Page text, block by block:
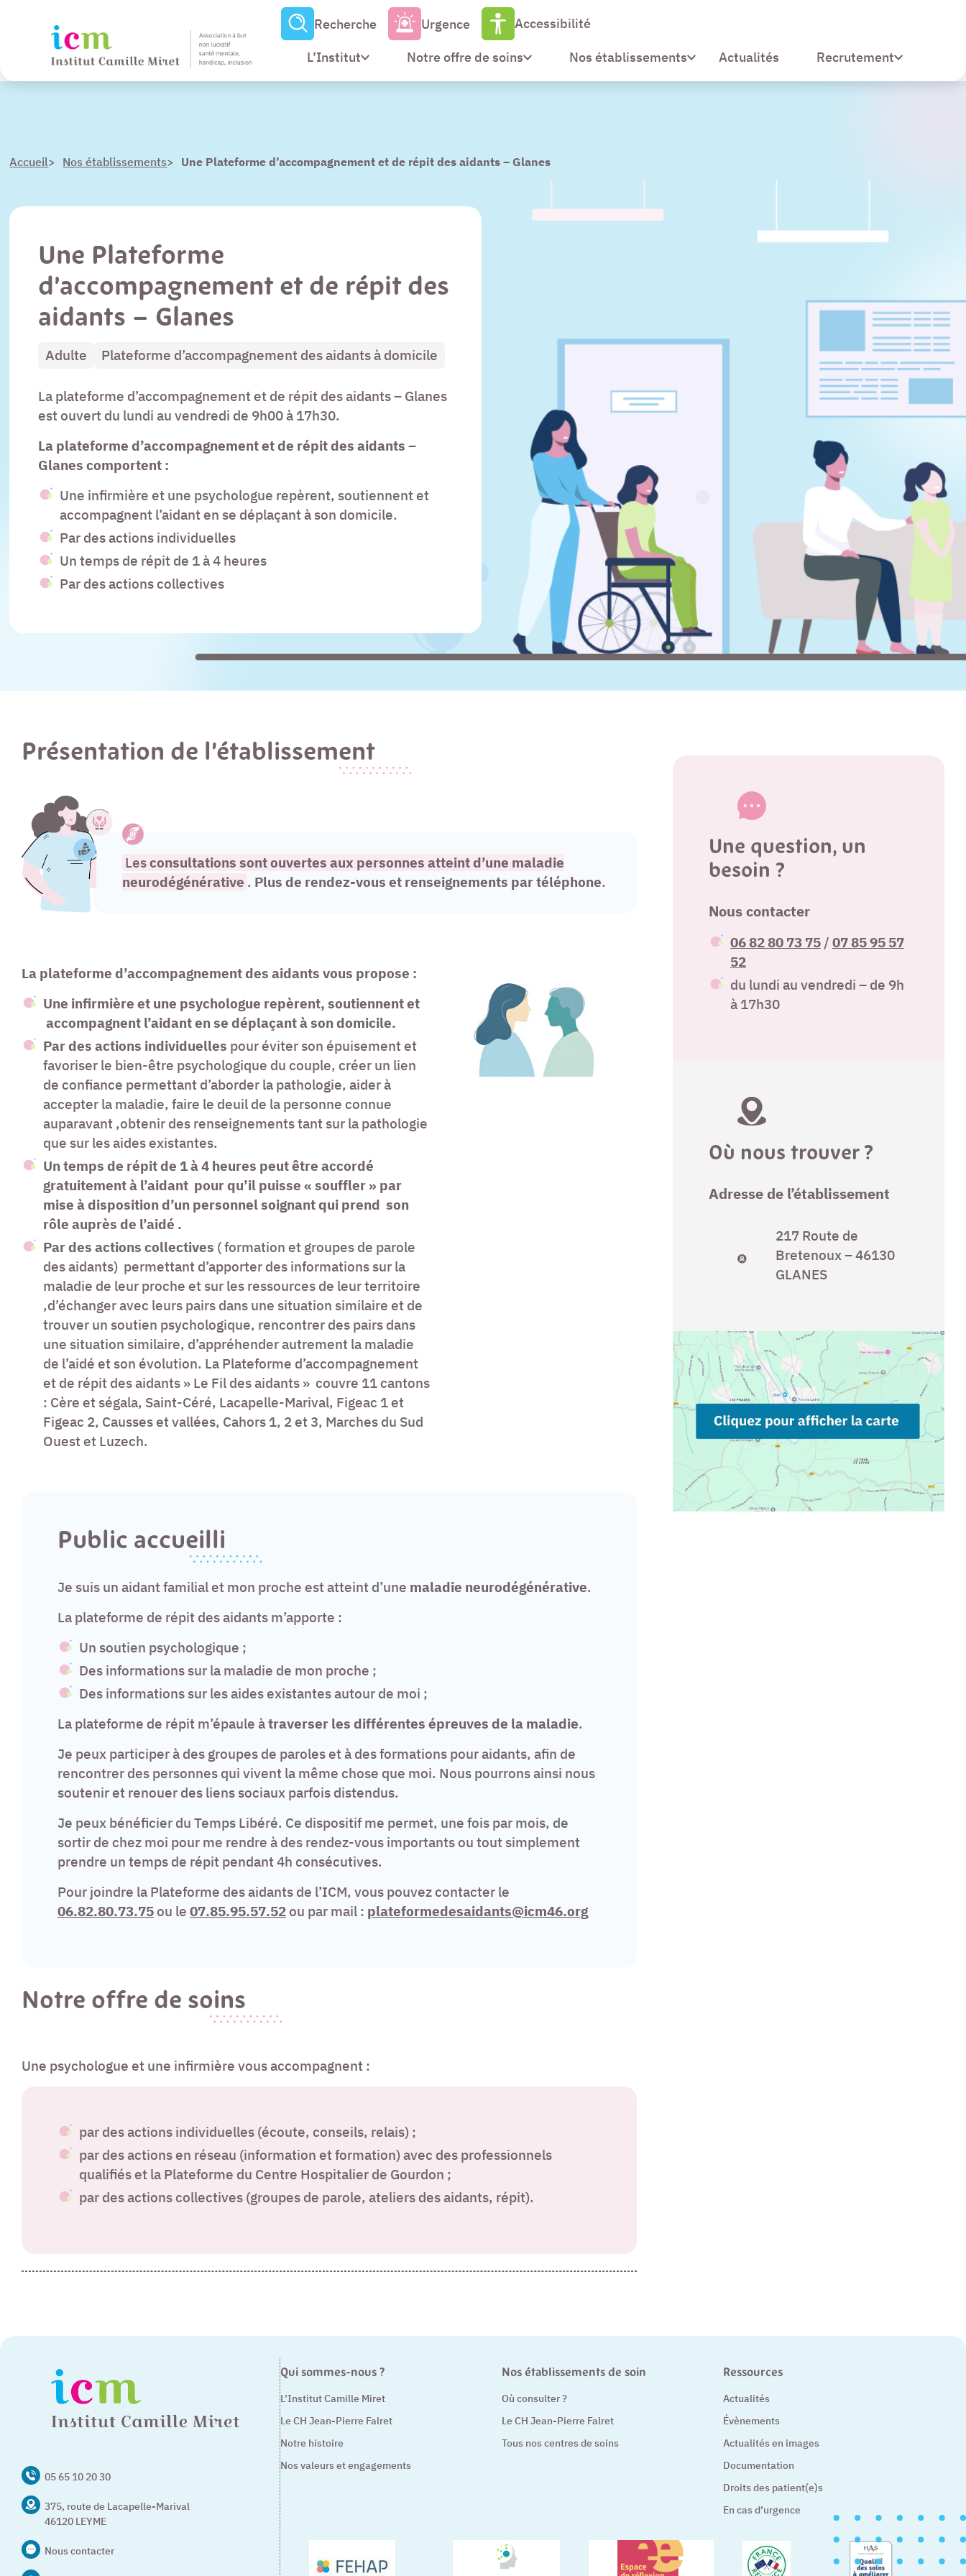
Paramètres
d’accessibilité
Contenu
Pied de page
L’Institut Notre offre de soins Nos établissements Actualités Recrutement
Recherche Urgence Accessibilité
Accueil> Nos établissements> Une Plateforme d’accompagnement et de répit des aidants – Glanes
Une Plateforme
d’accompagnement et de répit des
aidants – Glanes
Adulte Plateforme d’accompagnement des aidants à domicile
La plateforme d’accompagnement et de répit des aidants – Glanes
est ouvert du lundi au vendredi de 9h00 à 17h30.
La plateforme d’accompagnement et de répit des aidants –
Glanes comportent :
Une infirmière et une psychologue repèrent, soutiennent et
accompagnent l’aidant en se déplaçant à son domicile.
Par des actions individuelles
Un temps de répit de 1 à 4 heures
Par des actions collectives
Présentation de l’établissement
Lesconsultations sont ouvertes aux personnes atteint d’une maladie
neurodégénérative . Plus de rendez-vous et renseignements par téléphone.
La plateforme d’accompagnement des aidants vous propose :
Une infirmière et une psychologue repèrent, soutiennent et
accompagnent l’aidant en se déplaçant à son domicile.
Par des actions individuelles pour éviter son épuisement et
favoriser le bien-être psychologique du couple, créer un lien
de confiance permettant d’aborder la pathologie, aider à
accepter la maladie, faire le deuil de la personne connue
auparavant ,obtenir des renseignements tant sur la pathologie
que sur les aides existantes.
Un temps de répit de 1 à 4 heures peut être accordé
gratuitement à l’aidant pour qu’il puisse « souffler » par
mise à disposition d’un personnel soignant qui prend son
rôle auprès de l’aidé .
Par des actions collectives ( formation et groupes de parole
des aidants) permettant d’apporter des informations sur la
maladie de leur proche et sur les ressources de leur territoire
,d’échanger avec leurs pairs dans une situation similaire et de
trouver un soutien psychologique, rencontrer des pairs dans
une situation similaire, d’appréhender autrement la maladie
de l’aidé et son évolution. La Plateforme d’accompagnement
et de répit des aidants » Le Fil des aidants » couvre 11 cantons
: Cère et ségala, Saint-Céré, Lacapelle-Marival, Figeac 1 et
Figeac 2, Causses et vallées, Cahors 1, 2 et 3, Marches du Sud
Ouest et Luzech.
Public accueilli
Je suis un aidant familial et mon proche est atteint d’une maladie neurodégénérative.
La plateforme de répit des aidants m’apporte :
Un soutien psychologique ;
Des informations sur la maladie de mon proche ;
Des informations sur les aides existantes autour de moi ;
La plateforme de répit m’épaule àtraverser les différentes épreuves de la maladie.
Je peux participer à des groupes de paroles et à des formations pour aidants, afin de
rencontrer des personnes qui vivent la même chose que moi. Nous pourrons ainsi nous
soutenir et renouer des liens sociaux parfois distendus.
Je peux bénéficier du Temps Libéré. Ce dispositif me permet, une fois par mois, de
sortir de chez moi pour me rendre à des rendez-vous importants ou tout simplement
prendre un temps de répit pendant 4h consécutives.
Pour joindre la Plateforme des aidants de l’ICM, vous pouvez contacter le
06.82.80.73.75ou le 07.85.95.57.52ou par mail : plateformedesaidants@icm46.org
Notre offre de soins
Une psychologue et une infirmière vous accompagnent :
par des actions individuelles (écoute, conseils, relais) ;
par des actions en réseau (information et formation) avec des professionnels
qualifiés et la Plateforme du Centre Hospitalier de Gourdon ;
par des actions collectives (groupes de parole, ateliers des aidants, répit).
Une question, un
besoin ?
Nous contacter
06 82 80 73 75/ 07 85 95 57
52
du lundi au vendredi – de 9h
à 17h30
Où nous trouver ?
Adresse de l’établissement
217 Route de
Bretenoux – 46130
GLANES
05 65 10 20 30
375, route de Lacapelle-Marival
46120 LEYME
Nous contacter
Qui sommes-nous ?
L’Institut Camille Miret
Le CH Jean-Pierre Falret
Notre histoire
Nos valeurs et engagements
Nos établissements de soin
Où consulter ?
Le CH Jean-Pierre Falret
Tous nos centres de soins
Ressources
Actualités
Évènements
Actualités en images
Documentation
Droits des patient(e)s
En cas d’urgence
– Nouvelle fenêtre – Nouvelle fenêtre – Nouvelle fenêtre – Nouvelle